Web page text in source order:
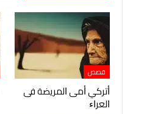
قصص
ﺃﺗﺮﻛﻲ ﺃﻣﻰ ﺍﻟﻤﺮﻳﻀﺔ ﻓﻰ
ﺍﻟﻌﺮﺍﺀ